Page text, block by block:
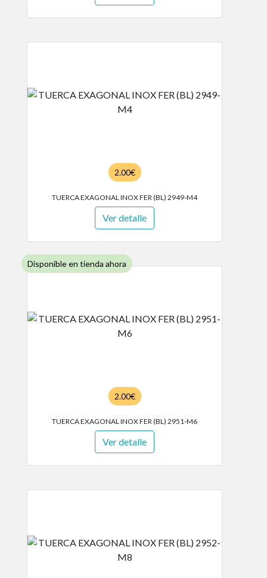
2.00€
TUERCA EXAGONAL INOX FER (BL) 2949-M4
Ver detalle
Disponible en tienda ahora
2.00€
TUERCA EXAGONAL INOX FER (BL) 2951-M6
Ver detalle